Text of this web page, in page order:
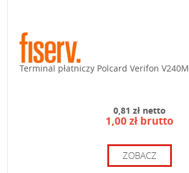
Terminal płatniczy Polcard Verifon V240M
0,81 zł netto
1,00 zł brutto
ZOBACZ